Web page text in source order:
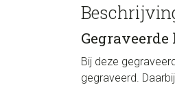
Bij deze
gegraveerd.